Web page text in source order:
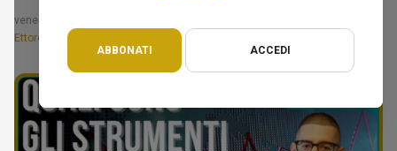
ABBONATI ACCEDI
venerdì, 14 febbraio 2025
Ettore Bellò e Federico Marcon